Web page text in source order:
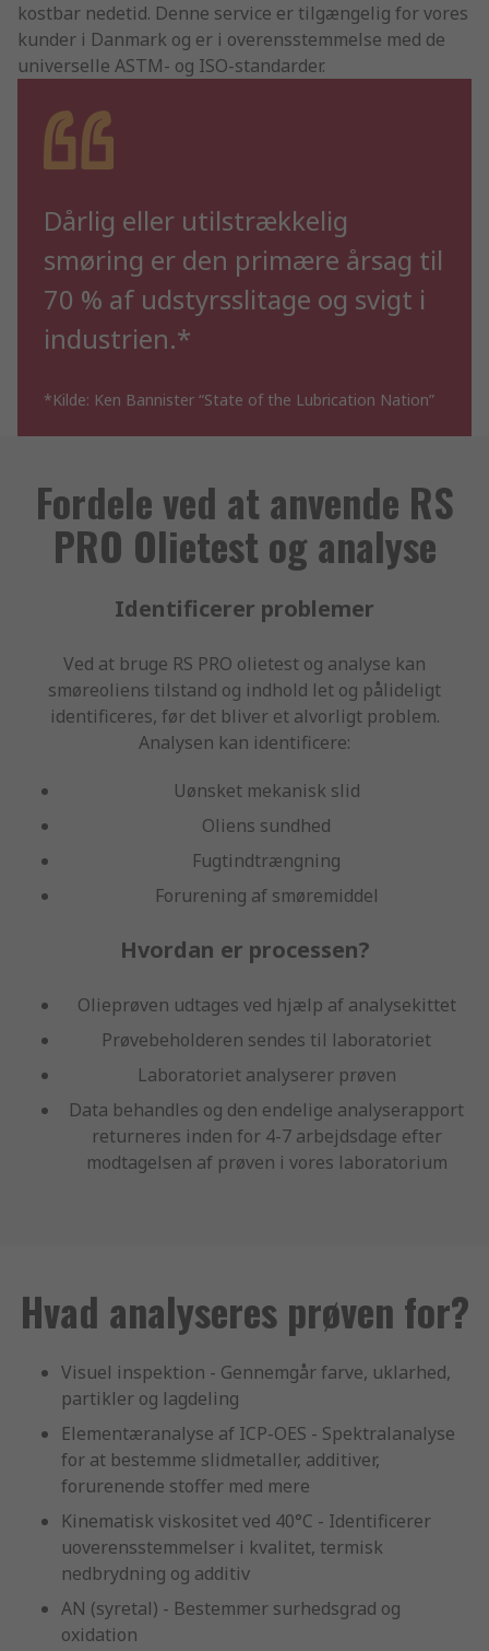
kostbar nedetid. Denne service er tilgængelig for vores
kunder i Danmark og er i overensstemmelse med de
universelle ASTM- og ISO-standarder.
Dårlig eller utilstrækkelig
smøring er den primære årsag til
70 % af udstyrsslitage og svigt i
industrien.*
*Kilde: Ken Bannister “State of the Lubrication Nation”
Fordele ved at anvende RS
PRO Olietest og analyse
Identificerer problemer
Ved at bruge RS PRO olietest og analyse kan
smøreoliens tilstand og indhold let og pålideligt
identificeres, før det bliver et alvorligt problem.
Analysen kan identificere:
Uønsket mekanisk slid
Oliens sundhed
Fugtindtrængning
Forurening af smøremiddel
Hvordan er processen?
Olieprøven udtages ved hjælp af analysekittet
Prøvebeholderen sendes til laboratoriet
Laboratoriet analyserer prøven
Data behandles og den endelige analyserapport
returneres inden for 4-7 arbejdsdage efter
modtagelsen af prøven i vores laboratorium
Hvad analyseres prøven for?
Visuel inspektion - Gennemgår farve, uklarhed,
partikler og lagdeling
Elementæranalyse af ICP-OES - Spektralanalyse
for at bestemme slidmetaller, additiver,
forurenende stoffer med mere
Kinematisk viskositet ved 40°C - Identificerer
uoverensstemmelser i kvalitet, termisk
nedbrydning og additiv
AN (syretal) - Bestemmer surhedsgrad og
oxidation